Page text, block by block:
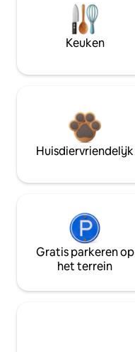
Keuken
Huisdiervriendelijk
Gratis parkeren op
het terrein